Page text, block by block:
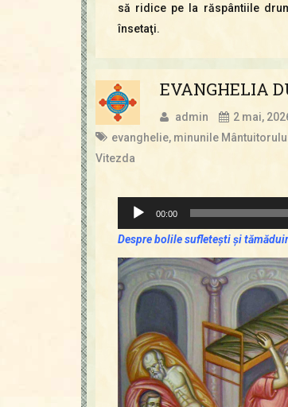
să ridice pe la răspântiile
însetaţi.
EVANGHELIA
admin 2 mai,
evanghelie, minunile
Vitezda
Player
audio
00:00
Despre bolile sufleteşti şi